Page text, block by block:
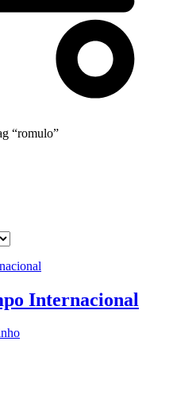
“romulo”
Internacional